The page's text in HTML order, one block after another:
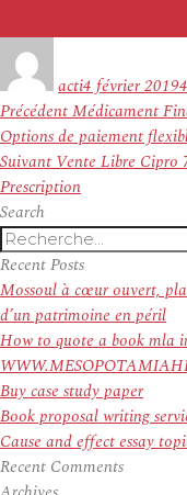
actile
4 février 2019
Navigation
de
l’article
PrécédentArticle
précédent :
Médicament
Options de paiement
Suivant Article
suivant :
Vente Libre Cipro
Prescription
Search
Recherche
pour
:
Recent Posts
Mossoul à cœur ouvert,
d’un patrimoine en péril
How to quote a book mla
Buy case study paper
Book proposal writing
Cause and effect essay
Recent Comments